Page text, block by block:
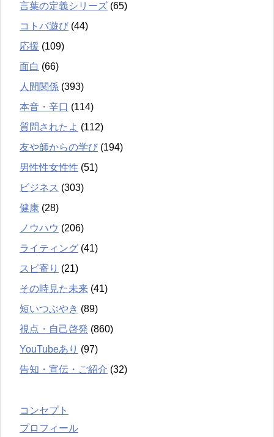
言葉の定義シリーズ (65)
コトバ遊び (44)
応援 (109)
面白 (66)
人間関係 (393)
本音・辛口 (114)
質問されたよ (112)
友や師からの学び (194)
男性性女性性 (51)
ビジネス (303)
健康 (28)
ノウハウ (206)
ライティング (41)
スピ寄り (21)
その時見た未来 (41)
短いつぶやき (89)
視点・自己啓発 (860)
YouTubeあり (97)
告知・宣伝・ご紹介 (32)
コンセプト
プロフィール